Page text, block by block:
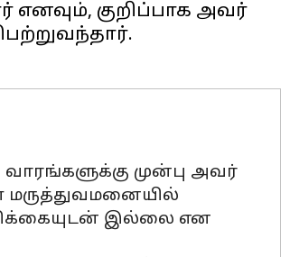
எனவும், குறிப்பாக அவர்
முன்பு அவர்
இல்லை என